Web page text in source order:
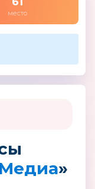
место
»